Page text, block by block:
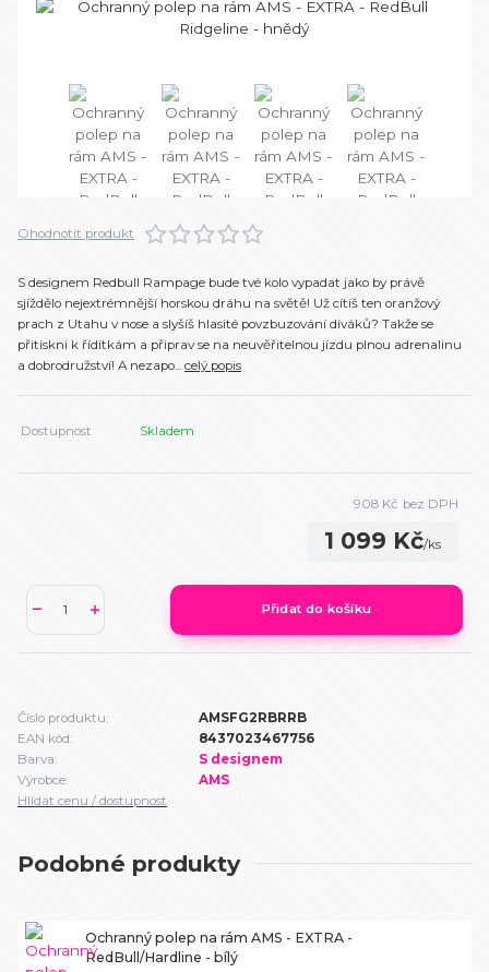
Ohodnotit produkt
S designem Redbull Rampage bude tvé kolo vypadat jako by právě
sjíždělo nejextrémnější horskou dráhu na světě! Už cítíš ten oranžový
prach z Utahu v nose a slyšíš hlasité povzbuzování diváků? Takže se
přitiskni k řídítkám a připrav se na neuvěřitelnou jízdu plnou adrenalinu
a dobrodružství! A nezapo... celý popis
Dostupnost Skladem
1 099 Kč/ks
908 Kč bez DPH
Přidat do košíku
Číslo produktu:
AMSFG2RBRRB
EAN kód:
8437023467756
Barva:
S designem
Výrobce:
AMS
Hlídat cenu / dostupnost
Podobné produkty
Ochranný polep na rám AMS - EXTRA -
RedBull/Hardline - bílý